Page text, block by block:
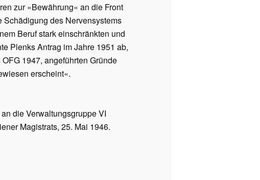
zur »Bewährung« an die Front
des Nervensystems
Beruf stark einschränkten und
Plenks Antrag im Jahre 1951 ab,
1947, angeführten Gründe
erscheint«.
die Verwaltungsgruppe VI
Magistrats, 25. Mai 1946.